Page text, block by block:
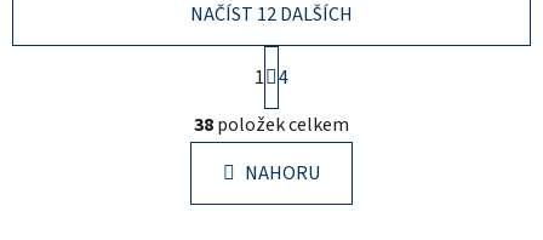
O
v
l
á
d
NAČÍST 12 DALŠÍCH
S
t
r
á
n
k
1 4
38položek celkem
NAHORU